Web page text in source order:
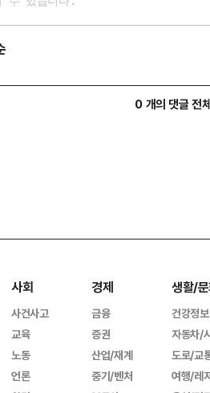
0 개의 댓글 전
사회
사건사고
교육
노동
언론
경제
금융
증권
산업/재계
중기/벤처
생활/
건강정보
자동차/
도로/교
여행/레